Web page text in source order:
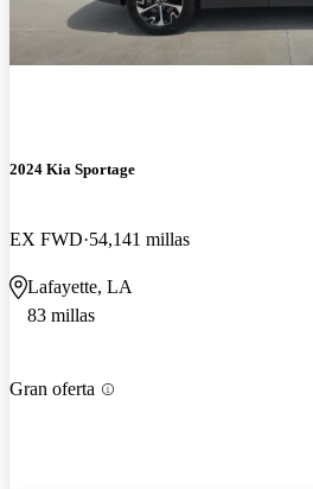
2024 Kia Sportage
EX FWD 54,141 millas
Lafayette, LA
83 millas
Gran oferta